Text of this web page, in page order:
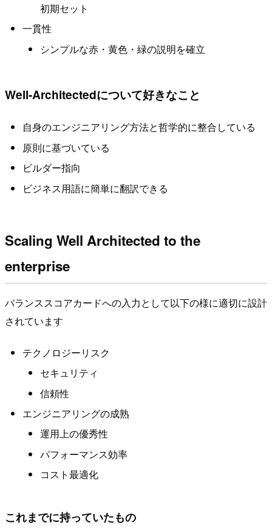
初期セット
一貫性
シンプルな赤・黄色・緑の説明を確立
Well-Architectedについて好きなこと
自身のエンジニアリング方法と哲学的に整合している
原則に基づいている
ビルダー指向
ビジネス用語に簡単に翻訳できる
Scaling Well Architected to the
enterprise
バランススコアカードへの入力として以下の様に適切に設計
されています
テクノロジーリスク
セキュリティ
信頼性
エンジニアリングの成熟
運用上の優秀性
パフォーマンス効率
コスト最適化
これまでに持っていたもの